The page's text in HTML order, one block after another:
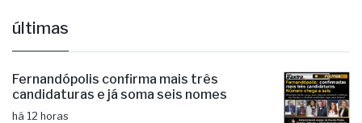
últimas
Fernandópolis confirma mais três
candidaturas e já soma seis nomes
há 12 horas